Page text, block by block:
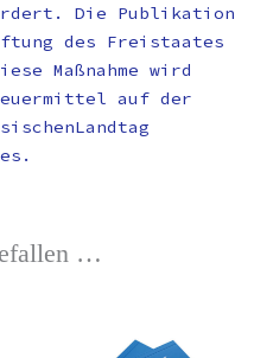
Die Publikation
des Freistaates
Maßnahme wird
auf der
…